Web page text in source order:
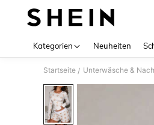
Kategorien Neuheiten
Startseite / Unterwäsche &